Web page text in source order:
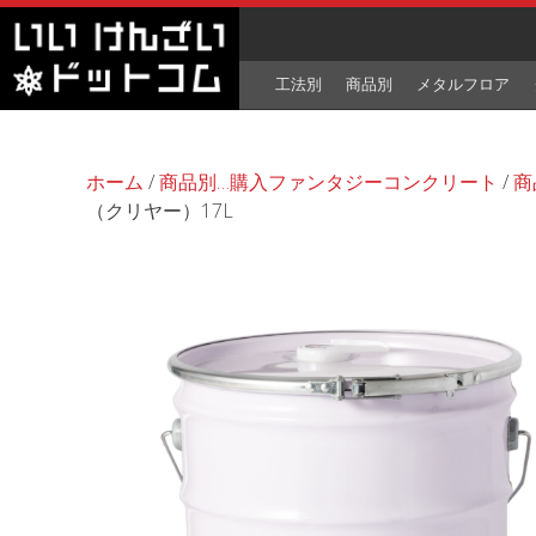
ホーム /商品別…購入ファンタジーコンクリート /
（クリヤー）17L
工法別 商品別 メタルフロア